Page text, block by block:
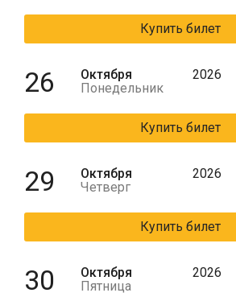
Купить билет
26
Октября
Понедельник
2026
Купить билет
29
Октября
Четверг
2026
Купить билет
30
Октября
Пятница
2026